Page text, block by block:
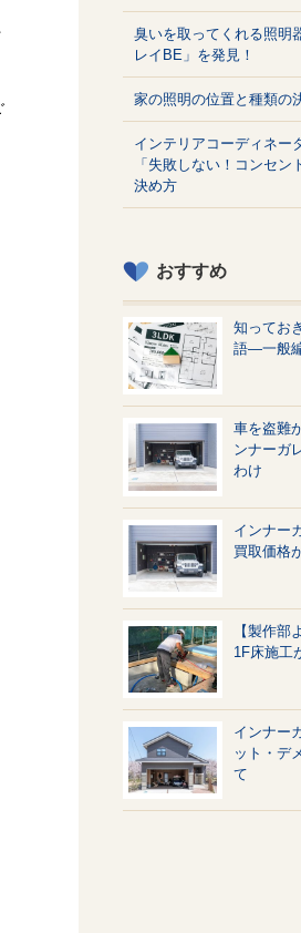
臭いを取ってくれる照明
レイBE」を発見！
家の照明の位置と種類の
インテリアコーディネー
「失敗しない！コンセン
決め方
おすすめ
知ってお
語—一般
車を盗難
ンナーガ
わけ
インナー
買取価格
【製作部
1F床施工
インナー
ット・デ
て